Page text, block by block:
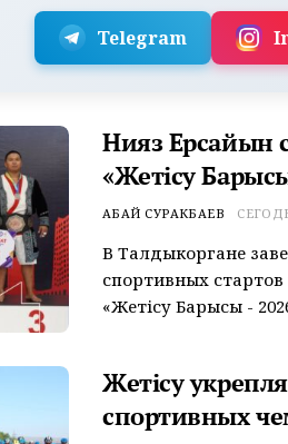
Telegram
Нияз Ерсайын
«Жетісу
АБАЙ СУРАКБАЕВ
В Талдыкоргане
спортивных стартов
«Жетісу Барысы -
Жетісу
спортивных